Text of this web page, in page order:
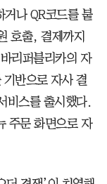
거나 QR코드를 붙
호출, 결제까지
리퍼블리카의 자
기반으로 자사 결
비스를 출시했다.
주문 화면으로 자